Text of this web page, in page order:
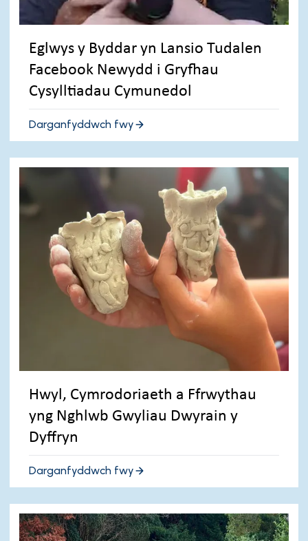
Eglwys y Byddar yn Lansio Tudalen
Facebook Newydd i Gryfhau
Cysylltiadau Cymunedol
Darganfyddwch fwy
Hwyl, Cymrodoriaeth a Ffrwythau
yng Nghlwb Gwyliau Dwyrain y
Dyffryn
Darganfyddwch fwy